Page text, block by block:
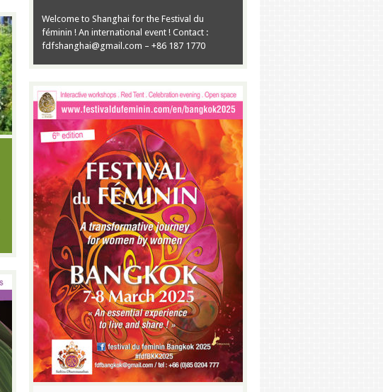
Welcome to Shanghai for the Festival du
féminin ! An international event ! Contact :
fdfshanghai@gmail.com – +86 187 1770